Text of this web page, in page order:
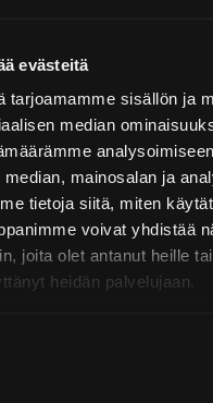
evästeitä
tarjoamamme sisällön ja
median
mainosalan ja
tietoja siitä, miten käytät
voivat yhdistää
joita olet antanut heille
heidän palvelujaan.
erikseen), mikä
laajenee 32 tasoon
(EDFC Active).
on alumiiniset
säädön McPherson-
ansiosta Tein-
vailla olevan laadun,
käyttöiän.
olevat tuotteet 1–3